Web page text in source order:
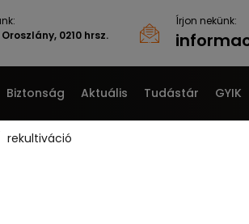
0210 hrsz.
Írjon nekünk:
Biztonság Aktuális Tudástár GYIK
rekultiváció